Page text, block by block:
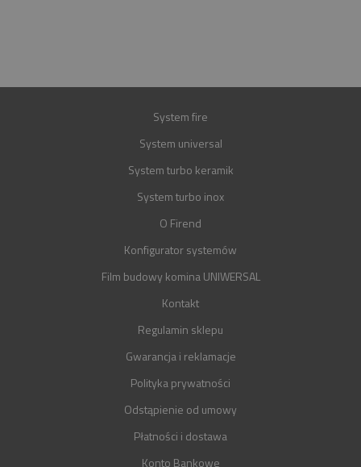
System fire
System universal
System turbo keramik
System turbo inox
O Firend
Konfigurator systemów
Film budowy komina UNIWERSAL
Kontakt
Regulamin sklepu
Gwarancja i reklamacje
Polityka prywatności
Odstąpienie od umowy
Płatności i dostawa
Konto Bankowe